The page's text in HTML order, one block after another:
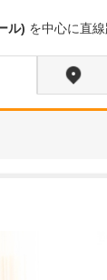
ル) を中心に直